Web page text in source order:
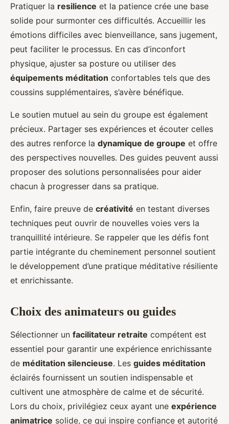
Pratiquer la resilience et la patience crée une base
solide pour surmonter ces difficultés. Accueillir les
émotions difficiles avec bienveillance, sans jugement,
peut faciliter le processus. En cas d’inconfort
physique, ajuster sa posture ou utiliser des
équipements méditation confortables tels que des
coussins supplémentaires, s’avère bénéfique.
Le soutien mutuel au sein du groupe est également
précieux. Partager ses expériences et écouter celles
des autres renforce la dynamique de groupe et offre
des perspectives nouvelles. Des guides peuvent aussi
proposer des solutions personnalisées pour aider
chacun à progresser dans sa pratique.
Enfin, faire preuve de créativité en testant diverses
techniques peut ouvrir de nouvelles voies vers la
tranquillité intérieure. Se rappeler que les défis font
partie intégrante du cheminement personnel soutient
le développement d’une pratique méditative résiliente
et enrichissante.
Choix des animateurs ou guides
Sélectionner un facilitateur retraite compétent est
essentiel pour garantir une expérience enrichissante
de méditation silencieuse. Les guides méditation
éclairés fournissent un soutien indispensable et
cultivent une atmosphère de calme et de sécurité.
Lors du choix, privilégiez ceux ayant une expérience
animatrice solide, ce qui inspire confiance et autorité